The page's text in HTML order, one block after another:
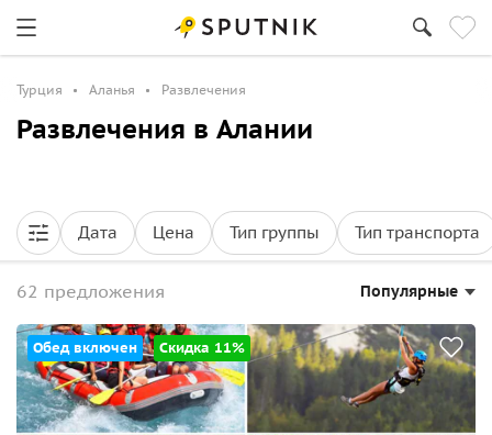
Турция Аланья Развлечения
Развлечения в Алании
Дата Цена Тип группы Тип транспорта
62 предложения Популярные
Обед включен Скидка 11%